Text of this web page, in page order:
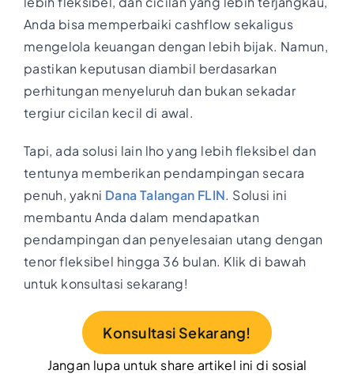
Anda bisa memperbaiki cashflow sekaligus
mengelola keuangan dengan lebih bijak. Namun,
pastikan keputusan diambil berdasarkan
perhitungan menyeluruh dan bukan sekadar
tergiur cicilan kecil di awal.
Tapi, ada solusi lain lho yang lebih fleksibel dan
tentunya memberikan pendampingan secara
penuh, yakni Dana Talangan FLIN. Solusi ini
membantu Anda dalam mendapatkan
pendampingan dan penyelesaian utang dengan
tenor fleksibel hingga 36 bulan. Klik di bawah
untuk konsultasi sekarang!
Konsultasi Sekarang!
Jangan lupa untuk share artikel ini di sosial